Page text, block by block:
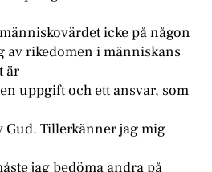
icke på någon
av rikedomen i människans
är
uppgift och ett ansvar, som
Gud. Tillerkänner jag mig
jag bedöma andra på